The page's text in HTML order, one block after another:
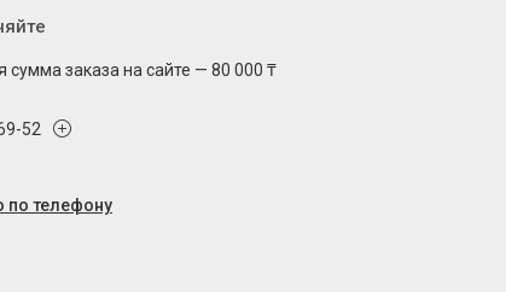
сумма заказа на сайте — 80 000 ₸
52
по телефону